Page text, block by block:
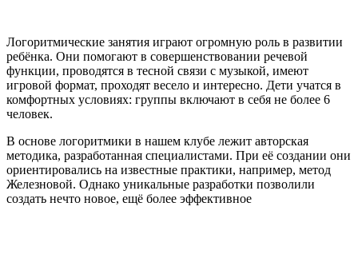
Логоритмические занятия играют огромную роль в развитии
ребёнка. Они помогают в совершенствовании речевой
функции, проводятся в тесной связи с музыкой, имеют
игровой формат, проходят весело и интересно. Дети учатся в
комфортных условиях: группы включают в себя не более 6
человек.
В основе логоритмики в нашем клубе лежит авторская
методика, разработанная специалистами. При её создании они
ориентировались на известные практики, например, метод
Железновой. Однако уникальные разработки позволили
создать нечто новое, ещё более эффективное